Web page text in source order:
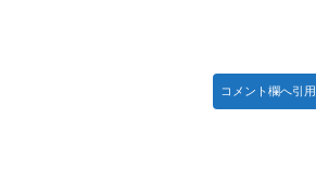
コメント欄へ引用